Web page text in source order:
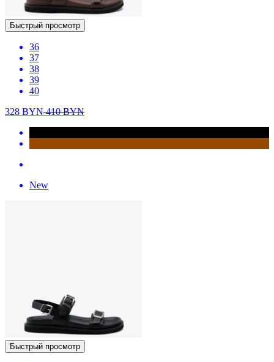
Быстрый просмотр
36
37
38
39
40
328 BYN410BYN
New
Быстрый просмотр